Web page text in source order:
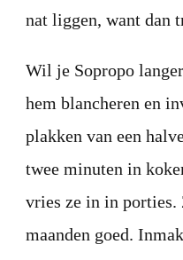
nat liggen, want dan
Wil je Sopropo
hem blancheren en
plakken van een
twee minuten in
vries ze in in
maanden goed.